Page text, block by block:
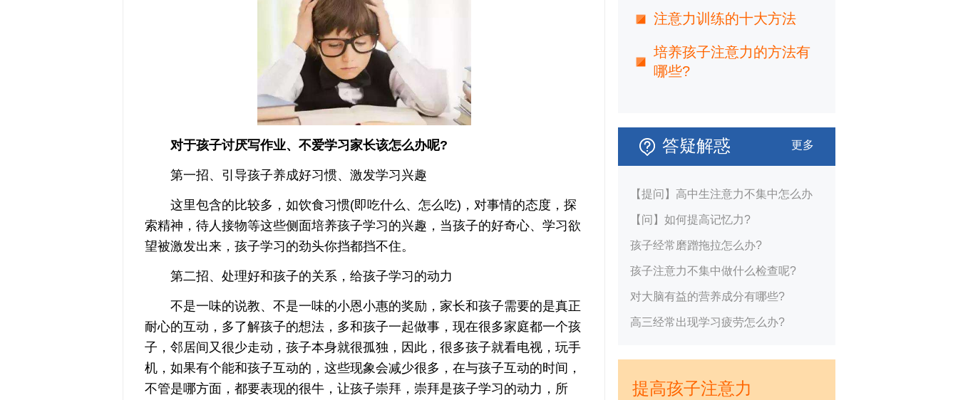
对于孩子讨厌写作业、不爱学习家长该怎么办呢?
第一招、引导孩子养成好习惯、激发学习兴趣
这里包含的比较多，如饮食习惯(即吃什么、怎么吃)，对事情的态度，探
索精神，待人接物等这些侧面培养孩子学习的兴趣，当孩子的好奇心、学习欲
望被激发出来，孩子学习的劲头你挡都挡不住。
第二招、处理好和孩子的关系，给孩子学习的动力
不是一味的说教、不是一味的小恩小惠的奖励，家长和孩子需要的是真正
耐心的互动，多了解孩子的想法，多和孩子一起做事，现在很多家庭都一个孩
子，邻居间又很少走动，孩子本身就很孤独，因此，很多孩子就看电视，玩手
机，如果有个能和孩子互动的，这些现象会减少很多，在与孩子互动的时间，
不管是哪方面，都要表现的很牛，让孩子崇拜，崇拜是孩子学习的动力，所
注意力训练的十大方法
培养孩子注意力的方法有
哪些?
答疑解惑 更多
【提问】高中生注意力不集中怎么办
【问】如何提高记忆力?
孩子经常磨蹭拖拉怎么办?
孩子注意力不集中做什么检查呢?
对大脑有益的营养成分有哪些?
高三经常出现学习疲劳怎么办?
提高孩子注意力